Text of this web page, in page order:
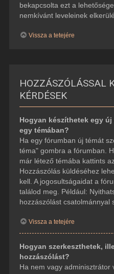
bekapcsolta ezt a
nemkívánt leveleinek
Vissza a tetejére
HOZZÁSZÓLÁSSAL
KÉRDÉSEK
Hogyan készíthetek egy
egy témában?
Ha egy fórumban új témát
téma" gombra a fórumban.
már létező témába kattints
Hozzászólás küldéséhez
kell. A jogosultságaidat a
találod meg. Például:
hozzászólást csatolmánnyal
Vissza a tetejére
Hogyan szerkeszthetek,
hozzászólást?
Ha nem vagy adminisztrátor